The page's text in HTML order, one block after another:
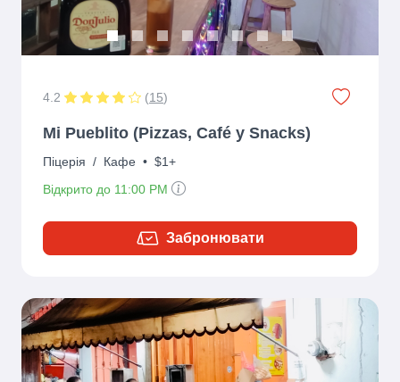
4.2 (15)
Mi Pueblito (Pizzas, Café y Snacks)
Піцерія / Кафе • $1+
Відкрито до 11:00 PM
Забронювати